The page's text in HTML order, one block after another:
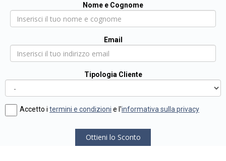
Nome e Cognome
Email
Tipologia Cliente
Accetto i termini e condizioni e l'informativa sulla privacy
Ottieni lo Sconto